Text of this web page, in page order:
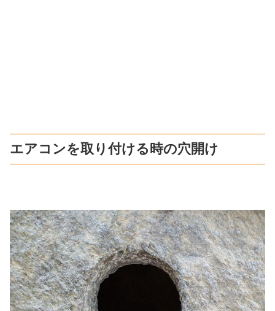
エアコンを取り付ける時の穴開け